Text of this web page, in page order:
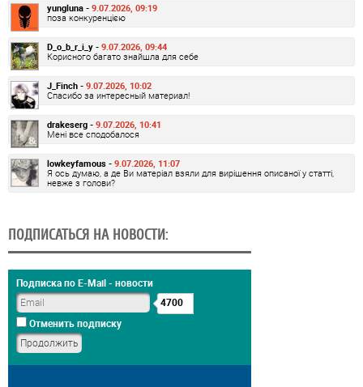
yungluna - 9.07.2026, 09:19
поза конкуренцією
D_o_b_r_i_y - 9.07.2026, 09:44
Корисного багато знайшла для себе
J_Finch - 9.07.2026, 10:02
Спасибо за интересный материал!
drakeserg - 9.07.2026, 10:41
Мені все сподобалося
lowkeyfamous - 9.07.2026, 11:07
Я ось думаю, а де Ви матеріал взяли для вирішення описаної у статті,
невже з голови?
ПОДПИСАТЬСЯ НА НОВОСТИ:
Подписка по E-Mail - новости
4700
Отменить подписку